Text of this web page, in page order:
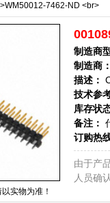
7462-ND <br>
实物为准！
制造商
制造商：
描述：
技术参
库存状
备注：
订购热
由于产
人员确